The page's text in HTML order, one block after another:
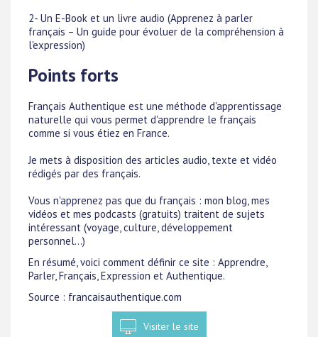
2- Un E-Book et un livre audio (Apprenez à parler
français – Un guide pour évoluer de la compréhension à
l'expression)
Points forts
Français Authentique est une méthode d'apprentissage
naturelle qui vous permet d'apprendre le français
comme si vous étiez en France.
Je mets à disposition des articles audio, texte et vidéo
rédigés par des français.
Vous n'apprenez pas que du français : mon blog, mes
vidéos et mes podcasts (gratuits) traitent de sujets
intéressant (voyage, culture, développement
personnel...)
En résumé, voici comment définir ce site : Apprendre,
Parler, Français, Expression et Authentique.
Source : francaisauthentique.com
Visiter le site